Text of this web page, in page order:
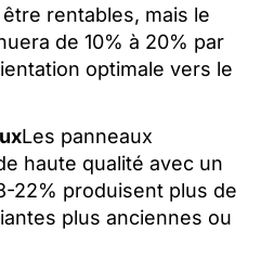
rentables, mais le
de 10% à 20% par
optimale vers le
Les panneaux
haute qualité avec un
22% produisent plus de
plus anciennes ou